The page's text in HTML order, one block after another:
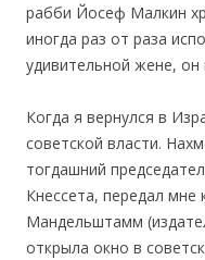
рабби Йосеф Малкин
иногда раз от раза
удивительной жене, он
Когда я вернулся в
советской власти.
тогдашний
Кнессета, передал
Мандельштамм
открыла окно в